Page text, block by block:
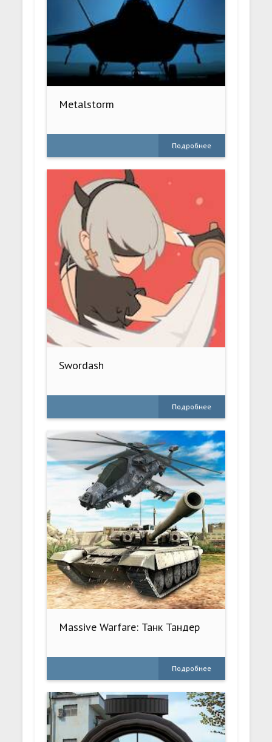
Metalstorm
Подробнее
Swordash
Подробнее
Massive Warfare: Танк Тандер
Подробнее